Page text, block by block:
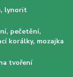
lynorit
pečetění,
korálky, mozajka
tvoření